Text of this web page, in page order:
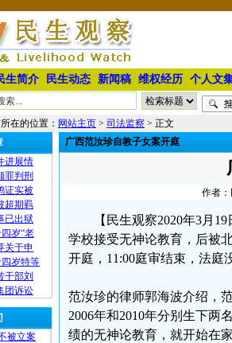
生简介 民生动态 新闻稿 维权经历 个人文
在的位置： 网站主页 > 司法监察 > 正文
进展情
罪判刑
证实被
超期羁
已出狱
岁“老
关于申
岁特等
干部刘
团诉讼
被立案
广西范汝珍自教子女案开庭
作者：
【民生观察2020年3月
学校接受无神论教育，后被
开庭，11:00庭审结束，法庭
范汝珍的律师郭海波介绍，
2006年和2010年分别生下两
绩的无神论教育，就开始在